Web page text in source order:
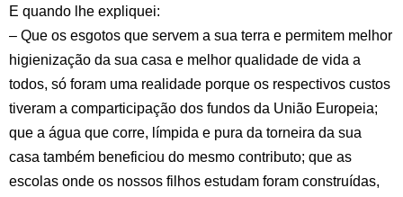
E quando lhe expliquei:
– Que os esgotos que servem a sua terra e permitem melhor
higienização da sua casa e melhor qualidade de vida a
todos, só foram uma realidade porque os respectivos custos
tiveram a comparticipação dos fundos da União Europeia;
que a água que corre, límpida e pura da torneira da sua
casa também beneficiou do mesmo contributo; que as
escolas onde os nossos filhos estudam foram construídas,